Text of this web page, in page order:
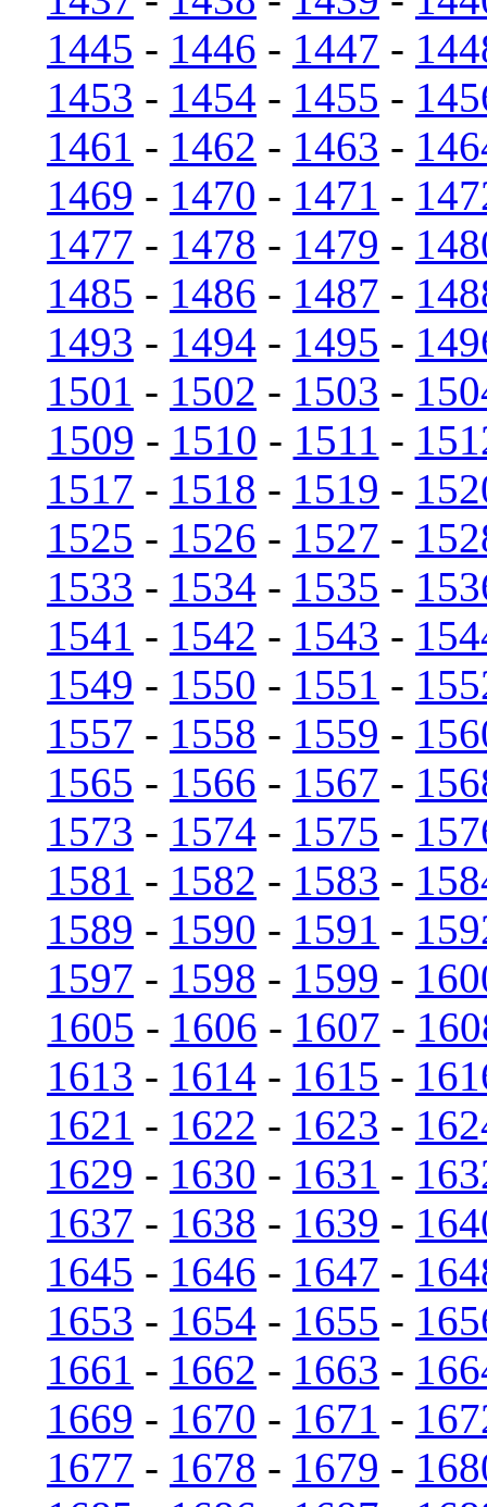
1445 - 1446 - 1447 -
1453 - 1454 - 1455 -
1461 - 1462 - 1463 -
1469 - 1470 - 1471 -
1477 - 1478 - 1479 -
1485 - 1486 - 1487 -
1493 - 1494 - 1495 -
1501 - 1502 - 1503 -
1509 - 1510 - 1511 -
1517 - 1518 - 1519 -
1525 - 1526 - 1527 -
1533 - 1534 - 1535 -
1541 - 1542 - 1543 -
1549 - 1550 - 1551 -
1557 - 1558 - 1559 -
1565 - 1566 - 1567 -
1573 - 1574 - 1575 -
1581 - 1582 - 1583 -
1589 - 1590 - 1591 -
1597 - 1598 - 1599 -
1605 - 1606 - 1607 -
1613 - 1614 - 1615 -
1621 - 1622 - 1623 -
1629 - 1630 - 1631 -
1637 - 1638 - 1639 -
1645 - 1646 - 1647 -
1653 - 1654 - 1655 -
1661 - 1662 - 1663 -
1669 - 1670 - 1671 -
1677 - 1678 - 1679 -